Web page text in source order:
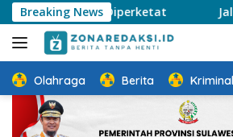
Langsung
ke
konten
Breaking News
Diperketat Jalan
Olahraga Berita Kriminal